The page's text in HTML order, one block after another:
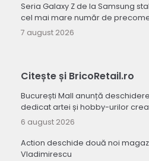
Seria Galaxy Z de la Samsung
cel mai mare număr de
7 august 2026
Citește și BricoRetail.ro
București Mall anunță
dedicat artei și hobby-urilor
6 august 2026
Action deschide două noi
Vladimirescu